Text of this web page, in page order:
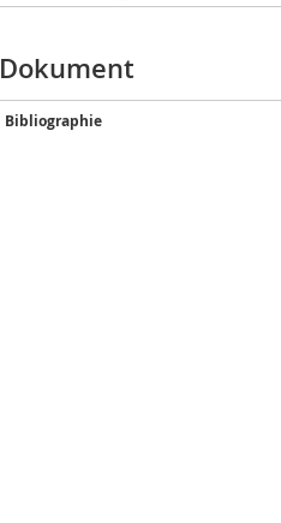
Dokument
Bibliographie